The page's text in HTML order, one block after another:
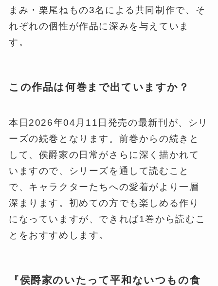
まみ・栗尾ねもの3名による共同制作で、そ
れぞれの個性が作品に深みを与えていま
す。
この作品は何巻まで出ていますか？
本日2026年04月11日発売の最新刊が、シリ
ーズの続巻となります。前巻からの続きと
して、侯爵家の日常がさらに深く描かれて
いますので、シリーズを通して読むこと
で、キャラクターたちへの愛着がより一層
深まります。初めての方でも楽しめる作り
になっていますが、できれば1巻から読むこ
とをおすすめします。
『侯爵家のいたって平和ないつもの食